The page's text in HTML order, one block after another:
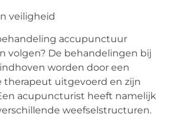
veiligheid
accupunctuur
volgen? De behandelingen bij
worden door een
therapeut uitgevoerd en zijn
acupuncturist heeft namelijk
weefselstructuren.